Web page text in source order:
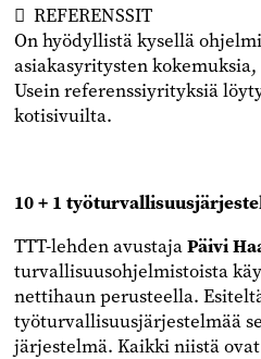
﷯ REFERENSSIT
On hyödyllistä kysellä
asiakasyritysten
Usein referenssiyrityksiä
kotisivuilta.
10 + 1
TTT-lehden avustajaPäivi
turvallisuusohjelmistoista
nettihaun perusteella.
työturvallisuusjärjestelmää
järjestelmä. Kaikki niistä